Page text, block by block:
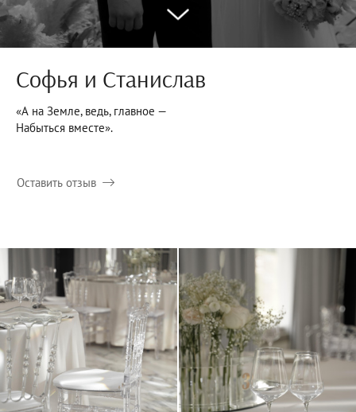
Софья и Станислав
«А на Земле, ведь, главное —
Набыться вместе».
Оставить отзыв